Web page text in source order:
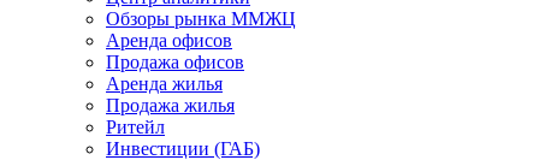
Обзоры рынка ММЖЦ
Аренда офисов
Продажа офисов
Аренда жилья
Продажа жилья
Ритейл
Инвестиции (ГАБ)